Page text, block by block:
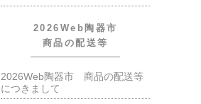
2026Web陶器市
商品の配送等
2026Web陶器市 商品の配送等
につきまして